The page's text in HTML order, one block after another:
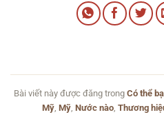
Bài viết này được đăng trong Có thể
Mỹ Mỹ Nước nào Thương